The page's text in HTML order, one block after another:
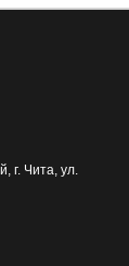
г. Чита, ул.